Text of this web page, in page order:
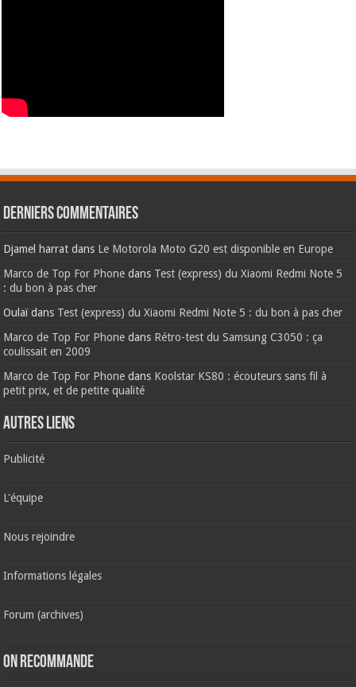
Derniers commentaires
Djamel harrat dans Le Motorola Moto G20 est disponible en Europe
Marco de Top For Phone dans Test (express) du Xiaomi Redmi Note 5
: du bon à pas cher
Oulaïdans Test (express) du Xiaomi Redmi Note 5 : du bon à pas cher
Marco de Top For Phone dans Rétro-test du Samsung C3050 : ça
coulissait en 2009
Marco de Top For Phone dans Koolstar KS80 : écouteurs sans fil à
petit prix, et de petite qualité
AUTRES LIENS
Publicité
L'équipe
Nous rejoindre
Informations légales
Forum (archives)
ON RECOMMANDE